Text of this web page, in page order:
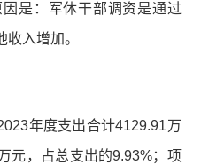
是：军休干部调资是通过
入增加。
年度支出合计4129.91万
元，占总支出的9.93%；项